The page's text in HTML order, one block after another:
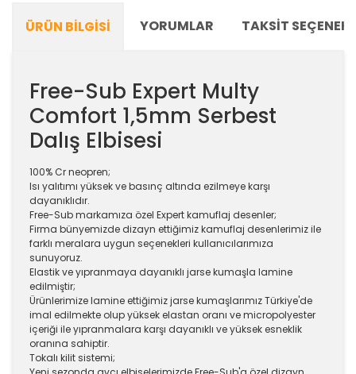
ÜRÜN BILGISI YORUMLAR TAKSIT
Free-Sub Expert Multy
Comfort 1,5mm Serbest
Dalış Elbisesi
100% Cr neopren;
Isı yalıtımı yüksek ve basınç altında ezilmeye karşı
dayanıklıdır.
Free-Sub markamıza özel Expert kamuflaj desenler;
Firma bünyemizde dizayn ettiğimiz kamuflaj desenlerimiz ile
farklı meralara uygun seçenekleri kullanıcılarımıza
sunuyoruz.
Elastik ve yıpranmaya dayanıklı jarse kumaşla lamine
edilmiştir;
Ürünlerimize lamine ettiğimiz jarse kumaşlarımız Türkiye'de
imal edilmekte olup yüksek elastan oranı ve micropolyester
içeriği ile yıpranmalara karşı dayanıklı ve yüksek esneklik
oranına sahiptir.
Tokalı kilit sistemi;